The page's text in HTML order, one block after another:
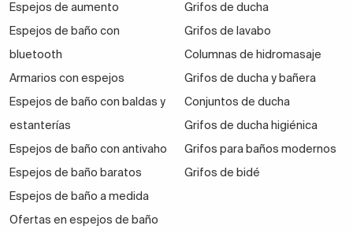
Espejos de aumento
Espejos de baño con
bluetooth
Armarios con espejos
Espejos de baño con baldas y
estanterías
Espejos de baño con antivaho
Espejos de baño baratos
Espejos de baño a medida
Ofertas en espejos de baño
Grifos de ducha
Grifos de lavabo
Columnas de hidromasaje
Grifos de ducha y bañera
Conjuntos de ducha
Grifos de ducha higiénica
Grifos para baños modernos
Grifos de bidé